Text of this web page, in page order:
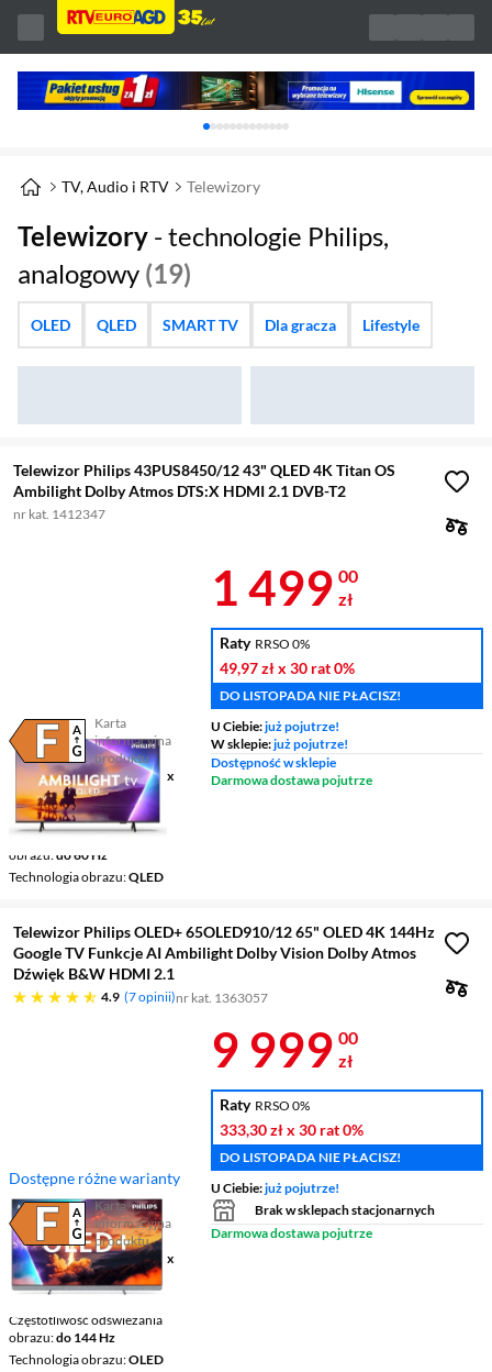
Karuzela z banerami, aktualny element 1 z
TV, Audio i RTV Telewizory
Telewizory - technologie Philips,
analogowy (19)
OLED QLED SMART TV Dla gracza Lifestyle
Telewizor Philips 43PUS8450/12 43" QLED 4K Titan OS
Ambilight Dolby Atmos DTS:X HDMI 2.1 DVB-T2
nr kat. 1412347
Karta
informacyjna
produktu
Plik w formacie pdf
(otworzy się w nowym oknie)
Ekran 43 ", 4K UHD / 3840 x
2160
Smart TV Smart TV
Częstotliwość odświeżania
obrazu do 60 Hz
Technologia obrazu QLED
Cena 1 499
1 499 00
zł
Raty RRSO 0%
49,97 złx 30 rat0%
DO LISTOPADA NIE PŁACISZ!
U Ciebie:już pojutrze!
W sklepie:już pojutrze!
Dostępność w sklepie
Darmowa dostawa pojutrze
Telewizor Philips OLED+ 65OLED910/12 65" OLED 4K 144Hz
Google TV Funkcje AI Ambilight Dolby Vision Dolby Atmos
Dźwięk B&W HDMI 2.1
4.9
4.9 gwiazdek 7 opinii nr kat. 1363057
Dostępne różne warianty
Karta
informacyjna
produktu
Plik w formacie pdf
(otworzy się w nowym oknie)
Ekran 65 ", 4K UHD / 3840 x
2160
Smart TV Google TV
Częstotliwość odświeżania
obrazu do 144 Hz
Technologia obrazu OLED
Cena 9 999
9 999 00
zł
Raty RRSO 0%
333,30 złx 30 rat0%
DO LISTOPADA NIE PŁACISZ!
U Ciebie:już pojutrze!
Brak w sklepach stacjonarnych
Darmowa dostawa pojutrze